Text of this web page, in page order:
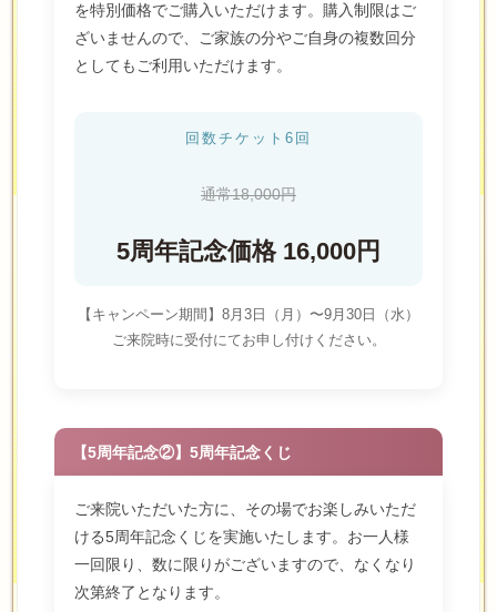
を特別価格でご購入いただけます。購入制限はご
ざいませんので、ご家族の分やご自身の複数回分
としてもご利用いただけます。
回数チケット6回
通常18,000円
5周年記念価格 16,000円
【キャンペーン期間】8月3日（月）〜9月30日（水）
ご来院時に受付にてお申し付けください。
【5周年記念②】5周年記念くじ
ご来院いただいた方に、その場でお楽しみいただ
ける5周年記念くじを実施いたします。お一人様
一回限り、数に限りがございますので、なくなり
次第終了となります。